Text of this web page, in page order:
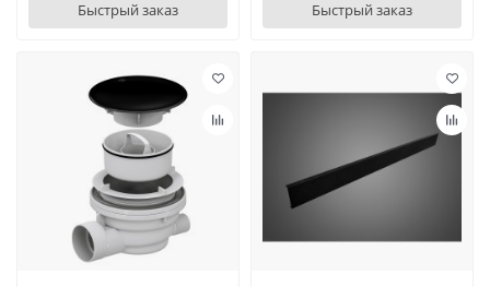
Быстрый заказ Быстрый заказ